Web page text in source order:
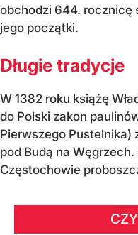
obchodzi 644. rocznicę
jego początki.
Długie tradycje
W 1382 roku książę
do Polski zakon
Pierwszego Pustelnika)
pod Budą na
Częstochowie